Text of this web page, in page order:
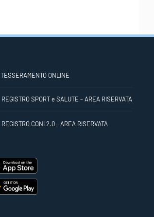
TESSERAMENTO ONLINE
REGISTRO SPORT e SALUTE – AREA RISERVATA
REGISTRO CONI 2.0 - AREA RISERVATA